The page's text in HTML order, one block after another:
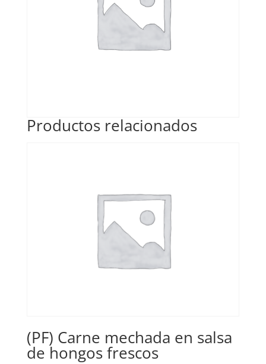
Productos relacionados
(PF) Carne mechada en salsa
de hongos frescos